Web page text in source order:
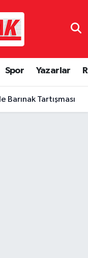
Spor Yazarlar
Tartışması